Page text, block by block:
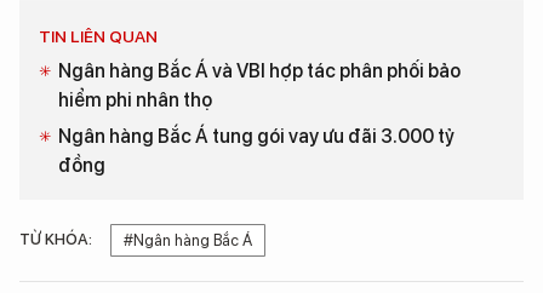
TIN LIÊN QUAN
Ngân hàng Bắc Á và VBI hợp tác phân phối bảo
hiểm phi nhân thọ
Ngân hàng Bắc Á tung gói vay ưu đãi 3.000 tỷ
đồng
TỪ KHÓA: #Ngân hàng Bắc Á